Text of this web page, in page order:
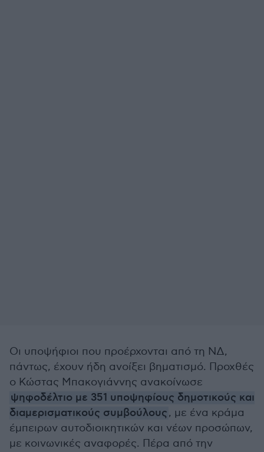
Οι υποψήφιοι που προέρχονται από τη ΝΔ,
πάντως, έχουν ήδη ανοίξει βηματισμό. Προχθές
ο Κώστας Μπακογιάννης ανακοίνωσε
ψηφοδέλτιο με 351 υποψηφίους δημοτικούς και
διαμερισματικούς συμβούλους, με ένα κράμα
έμπειρων αυτοδιοικητικών και νέων προσώπων,
με κοινωνικές αναφορές. Πέρα από την